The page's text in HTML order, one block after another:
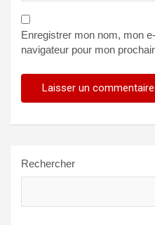
Enregistrer mon nom, mon
navigateur pour mon
Rechercher